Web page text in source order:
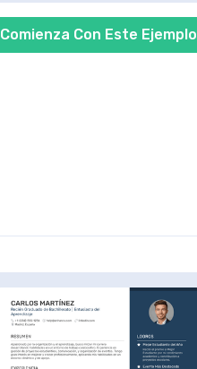
Comienza Con Este Ejemplo